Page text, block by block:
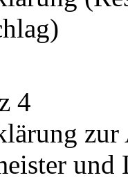
4
und